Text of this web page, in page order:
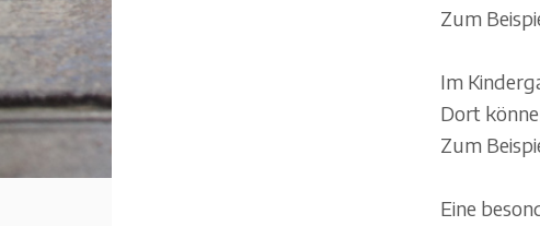
Zum
Im
Dort
Zum
Eine